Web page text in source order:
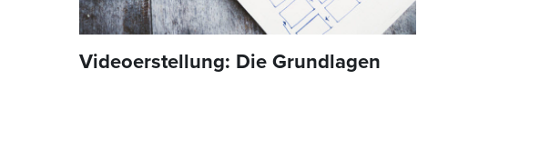
Videoerstellung: Die Grundlagen